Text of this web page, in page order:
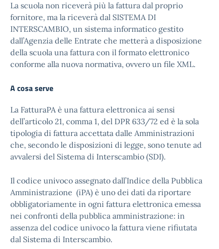
La scuola non riceverà più la fattura dal proprio
fornitore, ma la riceverà dal SISTEMA DI
INTERSCAMBIO, un sistema informatico gestito
dall’Agenzia delle Entrate che metterà a disposizione
della scuola una fattura con il formato elettronico
conforme alla nuova normativa, ovvero un file XML.
A cosa serve
La FatturaPA è una fattura elettronica ai sensi
dell’articolo 21, comma 1, del DPR 633/72 ed è la sola
tipologia di fattura accettata dalle Amministrazioni
che, secondo le disposizioni di legge, sono tenute ad
avvalersi del Sistema di Interscambio (SDI).
Il codice univoco assegnato dall’Indice della Pubblica
Amministrazione (iPA) è uno dei dati da riportare
obbligatoriamente in ogni fattura elettronica emessa
nei confronti della pubblica amministrazione: in
assenza del codice univoco la fattura viene rifiutata
dal Sistema di Interscambio.